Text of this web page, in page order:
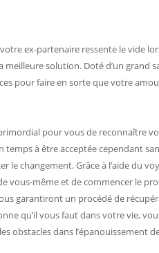
ex-partenaire ressente le vide
meilleure solution. Doté d’un grand
pour faire en sorte que votre
pour vous de reconnaître
à être acceptée cependant
le changement. Grâce à l’aide du
vous-même et de commencer le
garantiront un procédé de
qu’il vous faut dans votre vie,
obstacles dans l’épanouissement